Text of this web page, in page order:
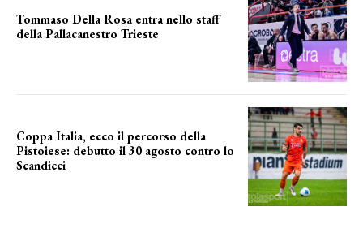
Tommaso Della Rosa entra nello staff
della Pallacanestro Trieste
Coppa Italia, ecco il percorso della
Pistoiese: debutto il 30 agosto contro lo
Scandicci